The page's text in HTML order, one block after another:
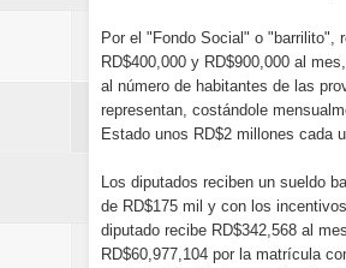
Por el "Fondo Social" o "barrilito",
RD$400,000 y RD$900,000 al
al número de habitantes de las
representan, costándole
Estado unos RD$2 millones cada
Los diputados reciben un sueldo
de RD$175 mil y con los
diputado recibe RD$342,568 al
RD$60,977,104 por la matrícula